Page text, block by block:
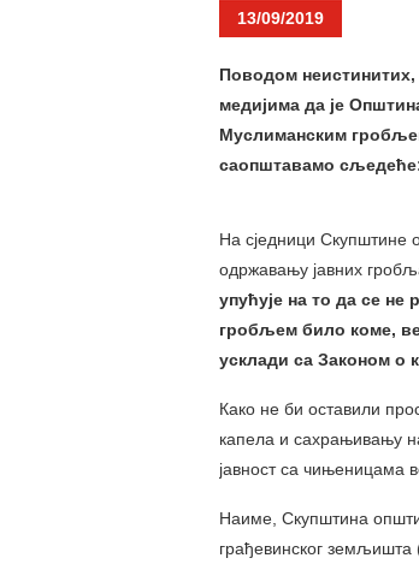
13/09/2019
Поводом неистинитих,
медијима да је
Mуслиманским
саопштавамо
На сједници Скупштине
одржавању јавних
упућује на то да се
гробљем било коме,
усклади са Законом о
Како не би оставили
капела и сахрањивању
јавност са чињеницама
Наиме, Скупштина
грађевинског